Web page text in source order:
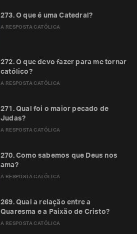
A RESPOSTA CATÓLICA
273. O que é uma Catedral?
A RESPOSTA CATÓLICA
272. O que devo fazer para me tornar
católico?
A RESPOSTA CATÓLICA
271. Qual foi o maior pecado de
Judas?
A RESPOSTA CATÓLICA
270. Como sabemos que Deus nos
ama?
A RESPOSTA CATÓLICA
269. Qual a relação entre a
Quaresma e a Paixão de Cristo?